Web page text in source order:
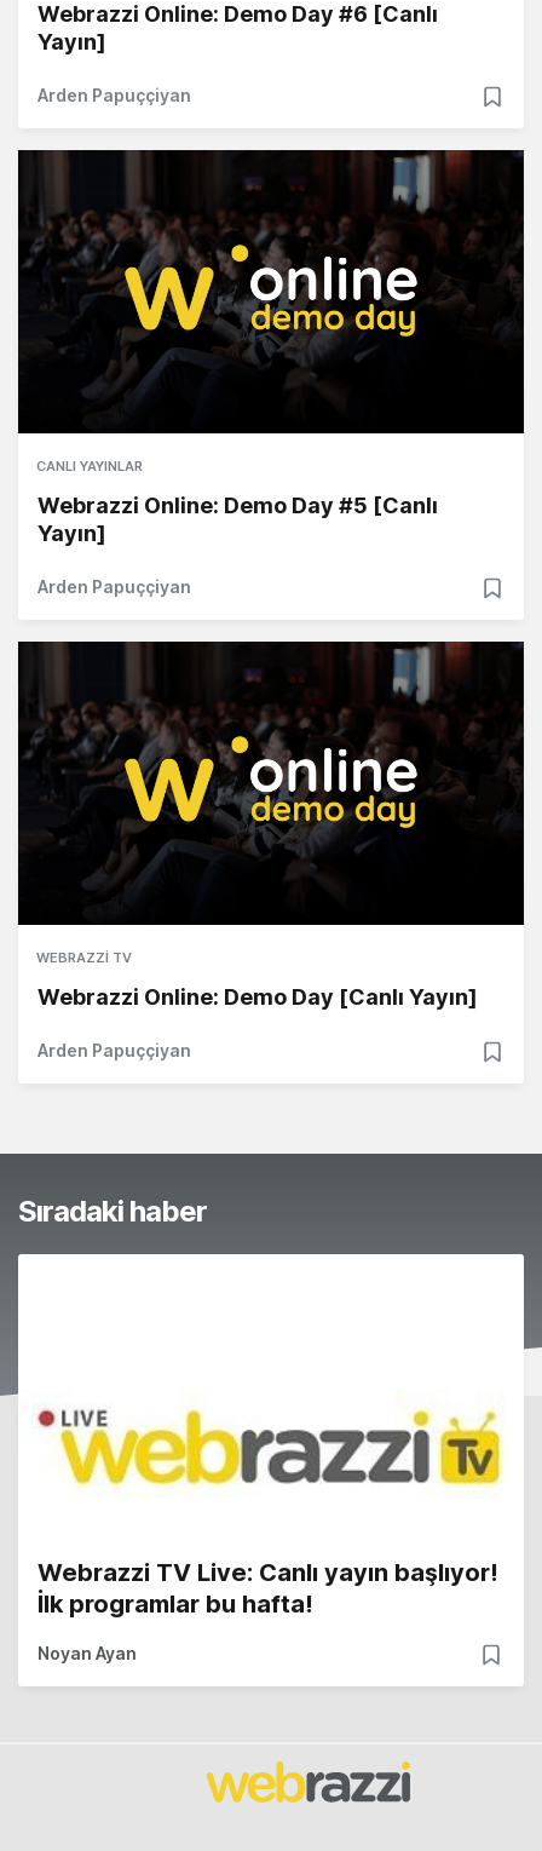
Webrazzi Online: Demo Day #6 [Canlı
Yayın]
Arden Papuççiyan
CANLI YAYINLAR
Webrazzi Online: Demo Day #5 [Canlı
Yayın]
Arden Papuççiyan
WEBRAZZI TV
Webrazzi Online: Demo Day [Canlı Yayın]
Arden Papuççiyan
Sıradaki haber
Webrazzi TV Live: Canlı yayın başlıyor!
İlk programlar bu hafta!
Noyan Ayan